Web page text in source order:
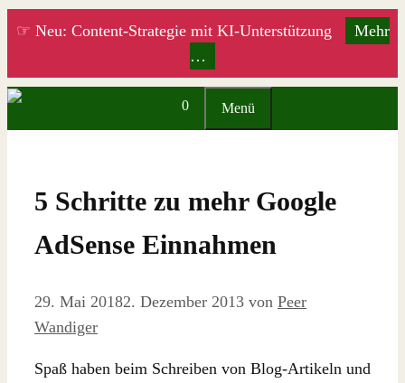
Zum
☞ Neu: Content-Strategie mit KI-Unterstützung
Mehr
…
0 Menü
5 Schritte zu mehr Google
AdSense Einnahmen
29. Mai 20182. Dezember 2013 von Peer
Wandiger
Spaß haben beim Schreiben von Blog-Artikeln und